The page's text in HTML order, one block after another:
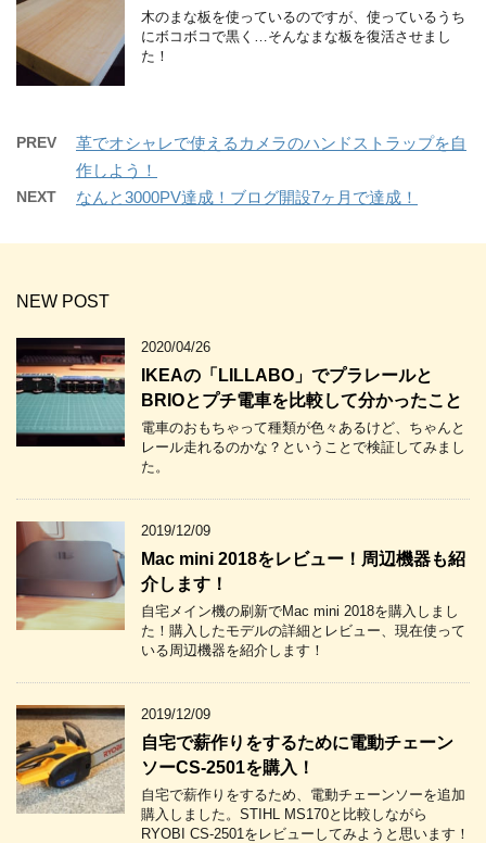
木のまな板を使っているのですが、使っているうち
にボコボコで黒く…そんなまな板を復活させまし
た！
PREV
革でオシャレで使えるカメラのハンドストラップを自
作しよう！
NEXT なんと3000PV達成！ブログ開設7ヶ月で達成！
NEW POST
2020/04/26
IKEAの「LILLABO」でプラレールと
BRIOとプチ電車を比較して分かったこと
電車のおもちゃって種類が色々あるけど、ちゃんと
レール走れるのかな？ということで検証してみまし
た。
2019/12/09
Mac mini 2018をレビュー！周辺機器も紹
介します！
自宅メイン機の刷新でMac mini 2018を購入しまし
た！購入したモデルの詳細とレビュー、現在使って
いる周辺機器を紹介します！
2019/12/09
自宅で薪作りをするために電動チェーン
ソーCS-2501を購入！
自宅で薪作りをするため、電動チェーンソーを追加
購入しました。STIHL MS170と比較しながら
RYOBI CS-2501をレビューしてみようと思います！